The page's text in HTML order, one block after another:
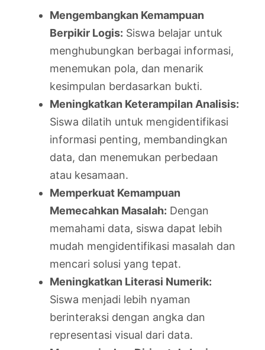
Mengembangkan Kemampuan
Berpikir Logis: Siswa belajar untuk
menghubungkan berbagai informasi,
menemukan pola, dan menarik
kesimpulan berdasarkan bukti.
Meningkatkan Keterampilan Analisis:
Siswa dilatih untuk mengidentifikasi
informasi penting, membandingkan
data, dan menemukan perbedaan
atau kesamaan.
Memperkuat Kemampuan
Memecahkan Masalah: Dengan
memahami data, siswa dapat lebih
mudah mengidentifikasi masalah dan
mencari solusi yang tepat.
Meningkatkan Literasi Numerik:
Siswa menjadi lebih nyaman
berinteraksi dengan angka dan
representasi visual dari data.